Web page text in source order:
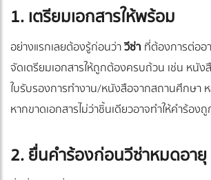
1. เตรียมเอกสารให้พร้อม
อย่างแรกเลยต้องรู้ก่อนว่าวีซ่า ที่ต้องการต่ออ
จัดเตรียมเอกสารให้ถูกต้องครบถ้วน เช่น หนัง
ใบรับรองการทำงาน/หนังสือจากสถานศึกษา
หากขาดเอกสารไม่ว่าชิ้นเดียวอาจทำให้คำร้อง
2. ยื่นคำร้องก่อนวีซ่าหมดอายุ